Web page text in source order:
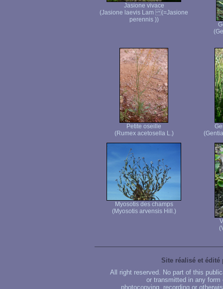
Jasione vivace
(Jasione laevis Lam (=Jasione
perennis ))
Petite oseille
(Rumex acetosella L.)
Myosotis des champs
(Myosotis arvensis Hill.)
Site réalisé et édité
All right reserved. No part of this
or transmitted in any
photocopying, recording or